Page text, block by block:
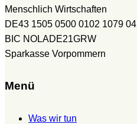
Menschlich Wirtschaften
DE43 1505 0500 0102 1079 04
BIC NOLADE21GRW
Sparkasse Vorpommern
Menü
Was wir tun